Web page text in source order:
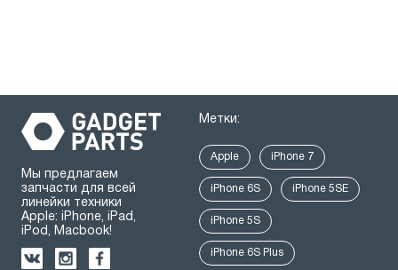
Мы предлагаем
запчасти для всей
линейки техники
Apple: iPhone, iPad,
iPod, Macbook!
Метки:
Apple iPhone 7
iPhone 6S iPhone 5SE
iPhone 5S
iPhone 6S Plus